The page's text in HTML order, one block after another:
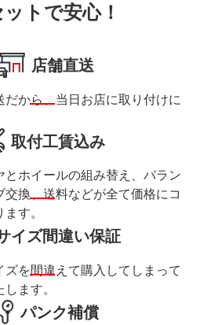
ットで安心！
店舗直送
だから、当日お店に取り付けに
取付工賃込み
とホイールの組み替え、バラン
交換、送料などが全て価格にコ
す。
イズ間違い保証
ズを間違えて購入してしまって
ます。
パンク補償